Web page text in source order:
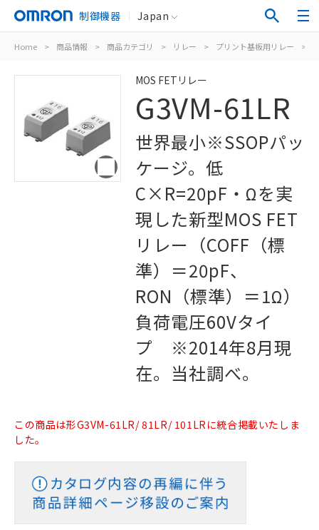
制御機器 Japan
Home > 商品情報 > 商品カテゴリ > リレー > プリント基板用リレー >
MOS FETリレー
G3VM-61LR
世界最小※SSOPパッ
ケージ。低
C×R=20pF・Ωを実
現した新型MOS FET
リレー（COFF（標
準）＝20pF、
RON（標準）＝1Ω）
負荷電圧60Vタイ
プ ※2014年8月現
在。当社調べ。
この商品は形G3VM-61LR/ 81LR/ 101LRに統合掲載いたしま
した。